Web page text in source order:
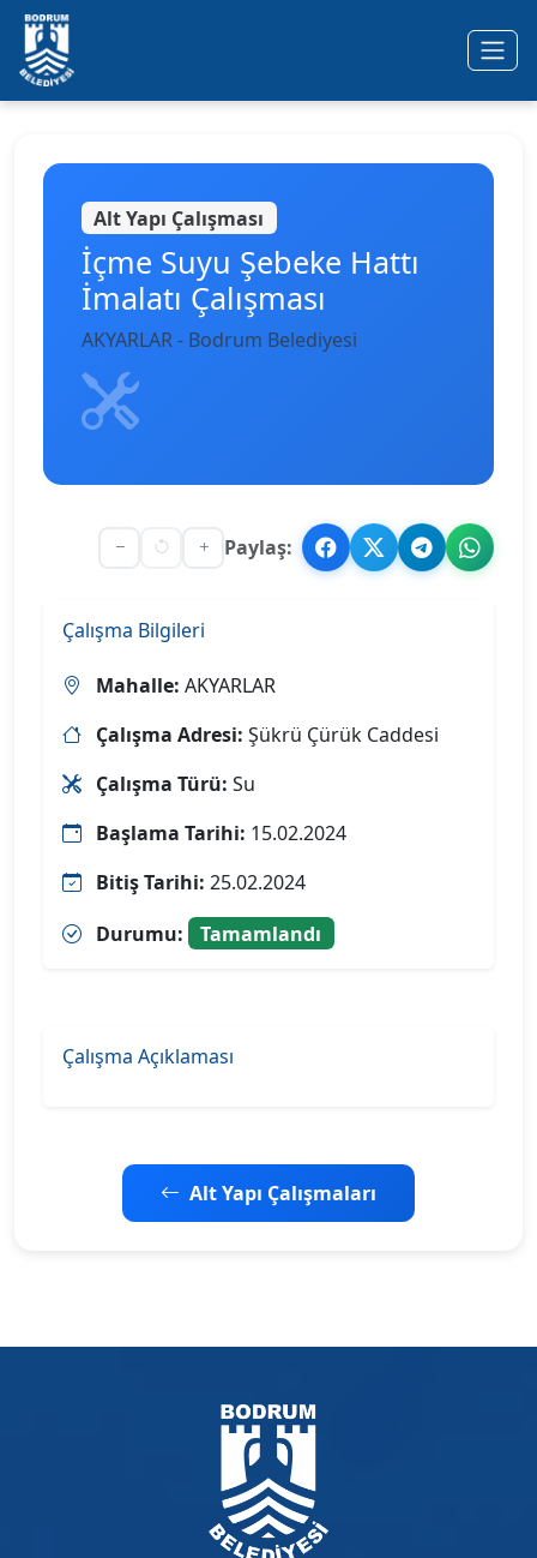
Ana içeriğe geç
Alt Yapı Çalışması
İçme Suyu Şebeke Hattı
İmalatı Çalışması
AKYARLAR - Bodrum Belediyesi
Paylaş:
Çalışma Bilgileri
Mahalle: AKYARLAR
Çalışma Adresi: Şükrü Çürük Caddesi
Çalışma Türü: Su
Başlama Tarihi: 15.02.2024
Bitiş Tarihi: 25.02.2024
Durumu:
Tamamlandı
Çalışma Açıklaması
Alt Yapı Çalışmaları